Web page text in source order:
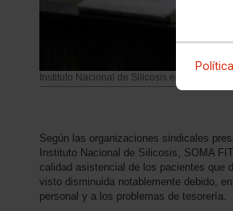
Instituto Nacional de Silicosis en Oviedo
Según las organizaciones sindicales
Instituto Nacional de Silicosis, SOMA
calidad asistencial de los pacientes que
visto disminuida notablemente debido,
personal y a los problemas de tesorería.